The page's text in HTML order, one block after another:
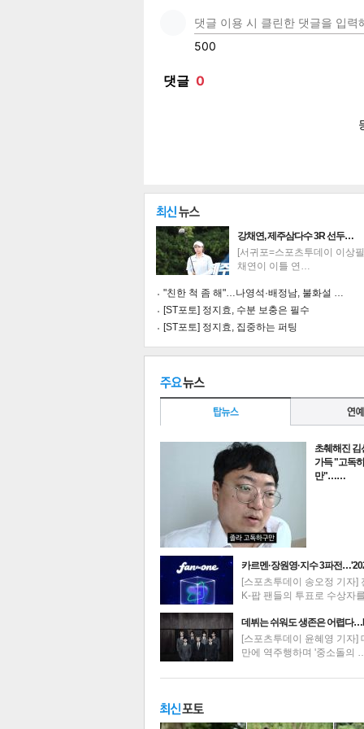
기
트위 카카
최신뉴스
강채연, 제주삼다수 3R 선두…
[서귀포=스포츠투데이 이상
채연이 이틀 연…
"친한 척 좀 해"…나영석·배정남, 불화설 …
[ST포토] 정지효, 수분 보충은 필수
[ST포토] 정지효, 집중하는 퍼팅
초췌해진 김
가득 "고독
만"……
카르멘·장원영·지수 3파전
[스포츠투데이 송오정 기자]
K-팝 팬들의 투표로 수상자
데뷔는 쉬워도 생존은 어렵다
[스포츠투데이 윤혜영 기자]
만에 역주행하며 '중소돌의